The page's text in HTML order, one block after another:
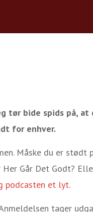
tør bide spids på, at
for enhver.
Måske du er stødt
Går Det Godt?
podcasten et lyt.
tager